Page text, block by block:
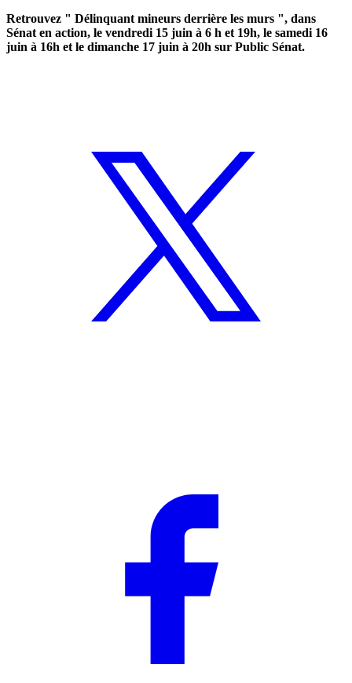
Retrouvez " Délinquant mineurs derrière les murs ", dans
Sénat en action, le vendredi 15 juin à 6 h et 19h, le samedi 16
juin à 16h et le dimanche 17 juin à 20h sur Public Sénat.